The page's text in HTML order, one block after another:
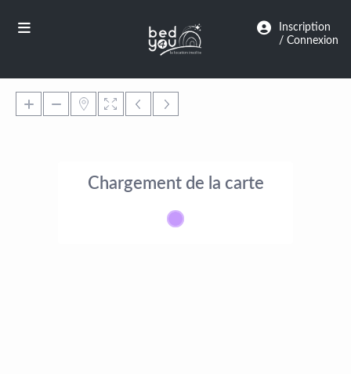
Inscription
/ Connexion
Chargement de la carte